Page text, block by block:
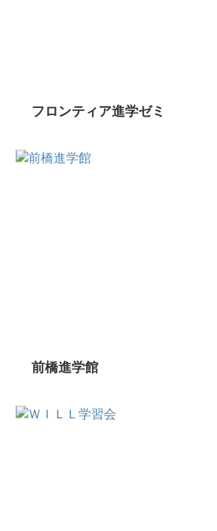
フロンティア進学ゼミ
前橋進学館